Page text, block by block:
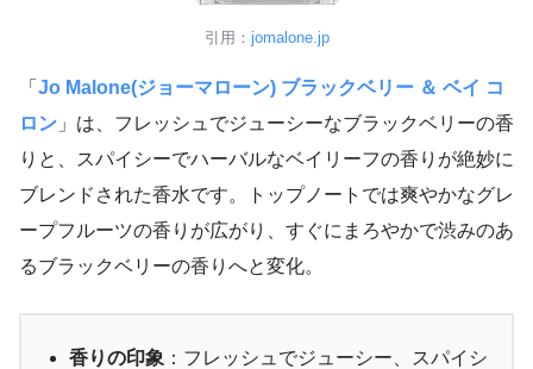
引用： jomalone.jp
「 Jo Malone(ジョーマローン) ブラックベリー ＆ ベイ コ
ロン 」は、フレッシュでジューシーなブラックベリーの香
りと、スパイシーでハーバルなベイリーフの香りが絶妙に
ブレンドされた香水です。トップノートでは爽やかなグレ
ープフルーツの香りが広がり、すぐにまろやかで渋みのあ
るブラックベリーの香りへと変化。
香りの印象 ：フレッシュでジューシー、スパイシ